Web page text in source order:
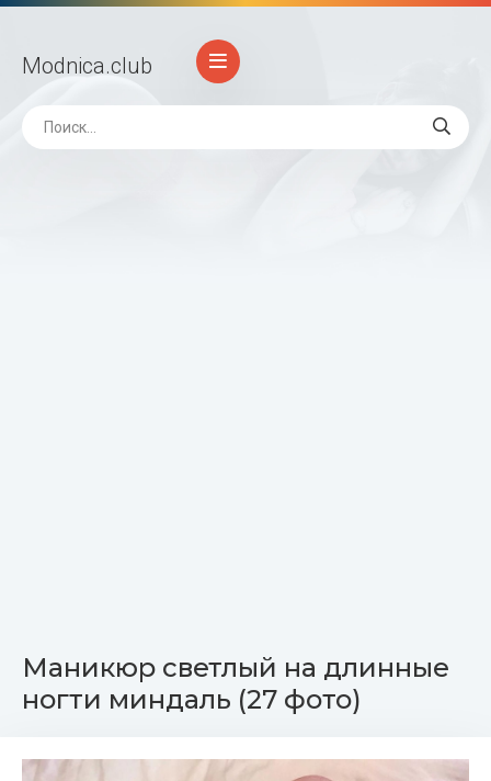
Modnica.club
Маникюр светлый на длинные
ногти миндаль (27 фото)